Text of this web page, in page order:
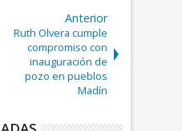
Anterior
Ruth Olvera cumple
compromiso con
inauguración de
pozo en pueblos
Madín